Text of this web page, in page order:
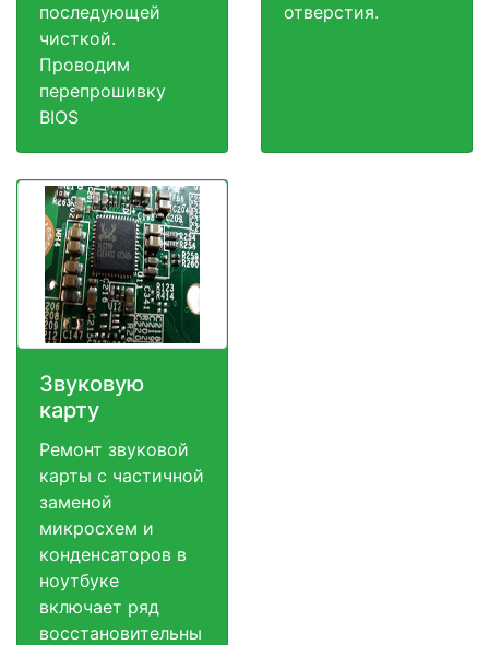
последующей
чисткой.
Проводим
перепрошивку
BIOS
отверстия.
Звуковую
карту
Ремонт звуковой
карты с частичной
заменой
микросхем и
конденсаторов в
ноутбуке
включает ряд
восстановительны